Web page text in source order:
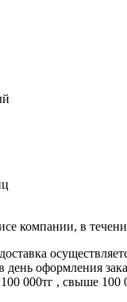
компании, в
день оформления
100 000тг , свыше